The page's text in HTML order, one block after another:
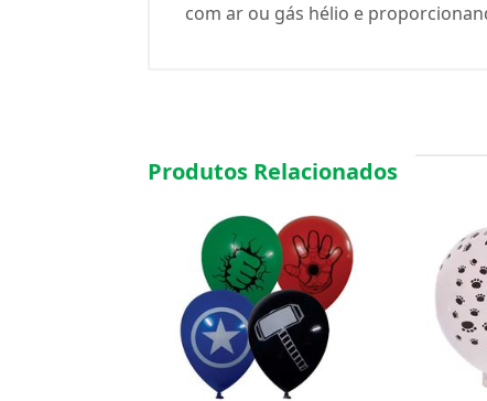
com ar ou gás hélio e
Produtos Relacionados